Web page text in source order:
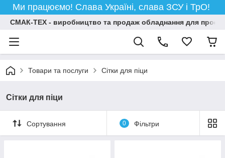
Ми працюємо! Слава Україні, слава ЗСУ і ТрО!
СМАК-ТЕХ - виробництво та продаж обладнання для
Товари та послуги Сітки для піци
Сітки для піци
Сортування 0 Фільтри